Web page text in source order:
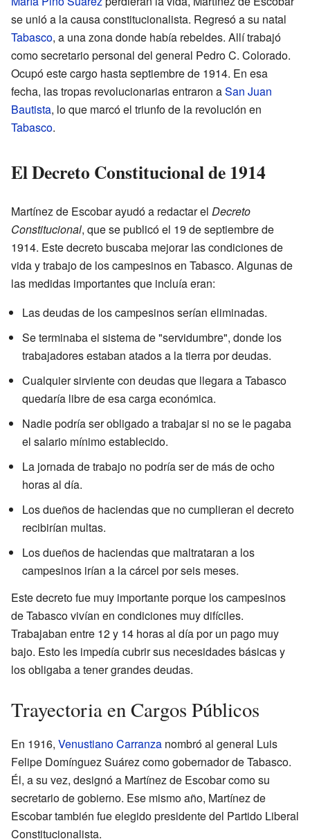
se unió a la causa constitucionalista. Regresó a su natal
Tabasco, a una zona donde había rebeldes. Allí trabajó
como secretario personal del general Pedro C. Colorado.
Ocupó este cargo hasta septiembre de 1914. En esa
fecha, las tropas revolucionarias entraron aSan Juan
Bautista, lo que marcó el triunfo de la revolución en
Tabasco.
El Decreto Constitucional de 1914
Martínez de Escobar ayudó a redactar el Decreto
Constitucional, que se publicó el 19 de septiembre de
1914. Este decreto buscaba mejorar las condiciones de
vida y trabajo de los campesinos en Tabasco. Algunas de
las medidas importantes que incluía eran:
Las deudas de los campesinos serían eliminadas.
Se terminaba el sistema de "servidumbre", donde los
trabajadores estaban atados a la tierra por deudas.
Cualquier sirviente con deudas que llegara a Tabasco
quedaría libre de esa carga económica.
Nadie podría ser obligado a trabajar si no se le pagaba
el salario mínimo establecido.
La jornada de trabajo no podría ser de más de ocho
horas al día.
Los dueños de haciendas que no cumplieran el decreto
recibirían multas.
Los dueños de haciendas que maltrataran a los
campesinos irían a la cárcel por seis meses.
Este decreto fue muy importante porque los campesinos
de Tabasco vivían en condiciones muy difíciles.
Trabajaban entre 12 y 14 horas al día por un pago muy
bajo. Esto les impedía cubrir sus necesidades básicas y
los obligaba a tener grandes deudas.
Trayectoria en Cargos Públicos
En 1916, Venustiano Carranza nombró al general Luis
Felipe Domínguez Suárez como gobernador de Tabasco.
Él, a su vez, designó a Martínez de Escobar como su
secretario de gobierno. Ese mismo año, Martínez de
Escobar también fue elegido presidente del Partido Liberal
Constitucionalista.